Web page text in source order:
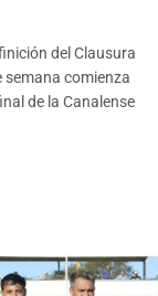
del Clausura
semana comienza
de la Canalense